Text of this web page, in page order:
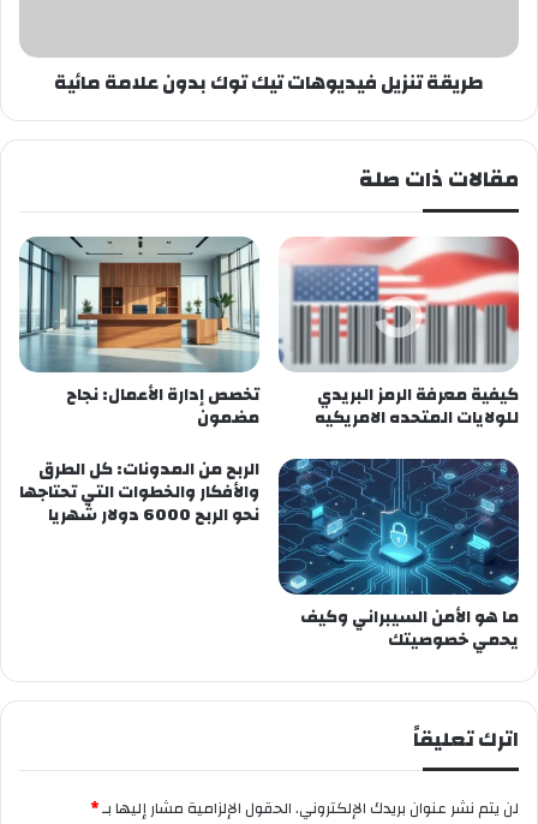
طريقة تنزيل فيديوهات تيك توك بدون علامة مائية
مقالات ذات صلة
كيفية معرفة الرمز البريدي
للولايات المتحده الامريكيه
تخصص إدارة الأعمال: نجاح
مضمون
ما هو الأمن السيبراني وكيف
يحمي خصوصيتك
الربح من المدونات: كل الطرق
والأفكار والخطوات التي تحتاجها
نحو الربح 6000 دولار شهريا
اترك تعليقاً
لن يتم نشر عنوان بريدك الإلكتروني.الحقول الإلزامية مشار إليها بـ*